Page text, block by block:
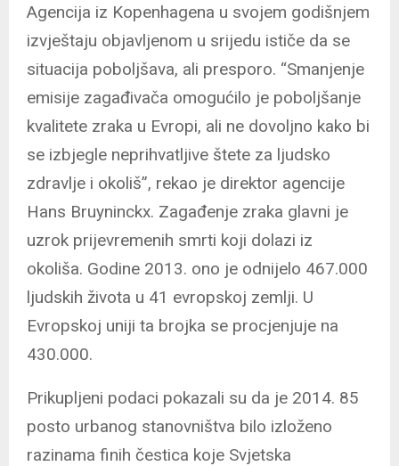
Agencija iz Kopenhagena u svojem godišnjem
izvještaju objavljenom u srijedu ističe da se
situacija poboljšava, ali presporo. “Smanjenje
emisije zagađivača omogućilo je poboljšanje
kvalitete zraka u Evropi, ali ne dovoljno kako bi
se izbjegle neprihvatljive štete za ljudsko
zdravlje i okoliš”, rekao je direktor agencije
Hans Bruyninckx. Zagađenje zraka glavni je
uzrok prijevremenih smrti koji dolazi iz
okoliša. Godine 2013. ono je odnijelo 467.000
ljudskih života u 41 evropskoj zemlji. U
Evropskoj uniji ta brojka se procjenjuje na
430.000.
Prikupljeni podaci pokazali su da je 2014. 85
posto urbanog stanovništva bilo izloženo
razinama finih čestica koje Svjetska